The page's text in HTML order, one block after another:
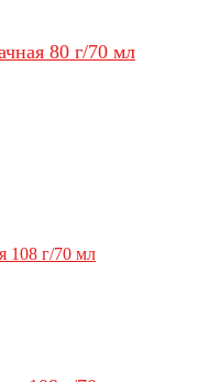
80 г/70 мл